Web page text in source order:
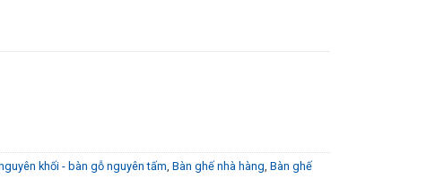
khối - bàn gỗ nguyên tấm, Bàn ghế nhà hàng, Bàn ghế